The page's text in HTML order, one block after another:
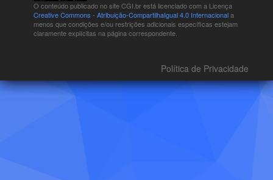
O conteúdo publicado no site CGI.br está licenciado com a Licença
Creative Commons - Atribuição-CompartilhaIgual 4.0 Internacionala
menos que condições e/ou restrições adicionais específicas estejam
claramente explícitas na página correspondente.
Política de Privacidade